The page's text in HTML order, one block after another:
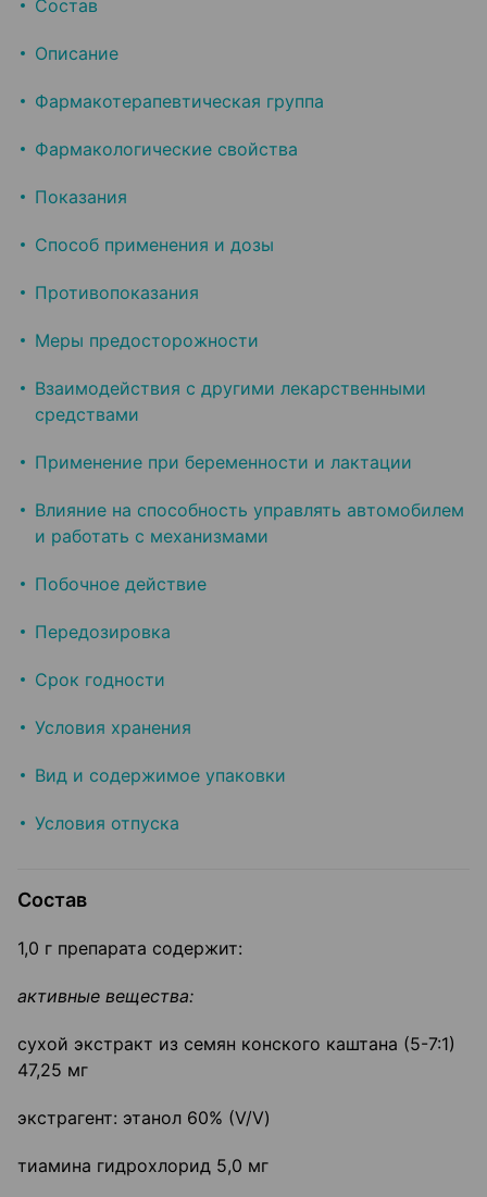
Состав
Описание
Фармакотерапевтическая группа
Фармакологические свойства
Показания
Способ применения и дозы
Противопоказания
Меры предосторожности
Взаимодействия с другими лекарственными
средствами
Применение при беременности и лактации
Влияние на способность управлять автомобилем
и работать с механизмами
Побочное действие
Передозировка
Срок годности
Условия хранения
Вид и содержимое упаковки
Условия отпуска
Состав
1,0 г препарата содержит:
активные вещества:
сухой экстракт из семян конского каштана (5-7:1)
47,25 мг
экстрагент: этанол 60% (V/V)
тиамина гидрохлорид 5,0 мг